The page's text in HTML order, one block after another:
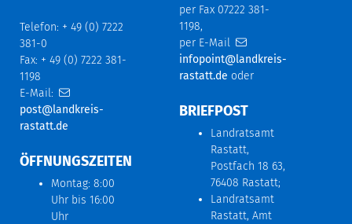
Telefon: + 49 (0) 7222
381-0
Fax: + 49 (0) 7222 381-
1198
E-Mail:
post@landkreis-
rastatt.de
ÖFFNUNGSZEITEN
Montag: 8:00
Uhr bis 16:00
Uhr
per Fax 07222 381-
1198,
per E-Mail
infopoint@landkreis-
rastatt.de oder
BRIEFPOST
Landratsamt
Rastatt,
Postfach 18 63,
76408 Rastatt;
Landratsamt
Rastatt, Amt